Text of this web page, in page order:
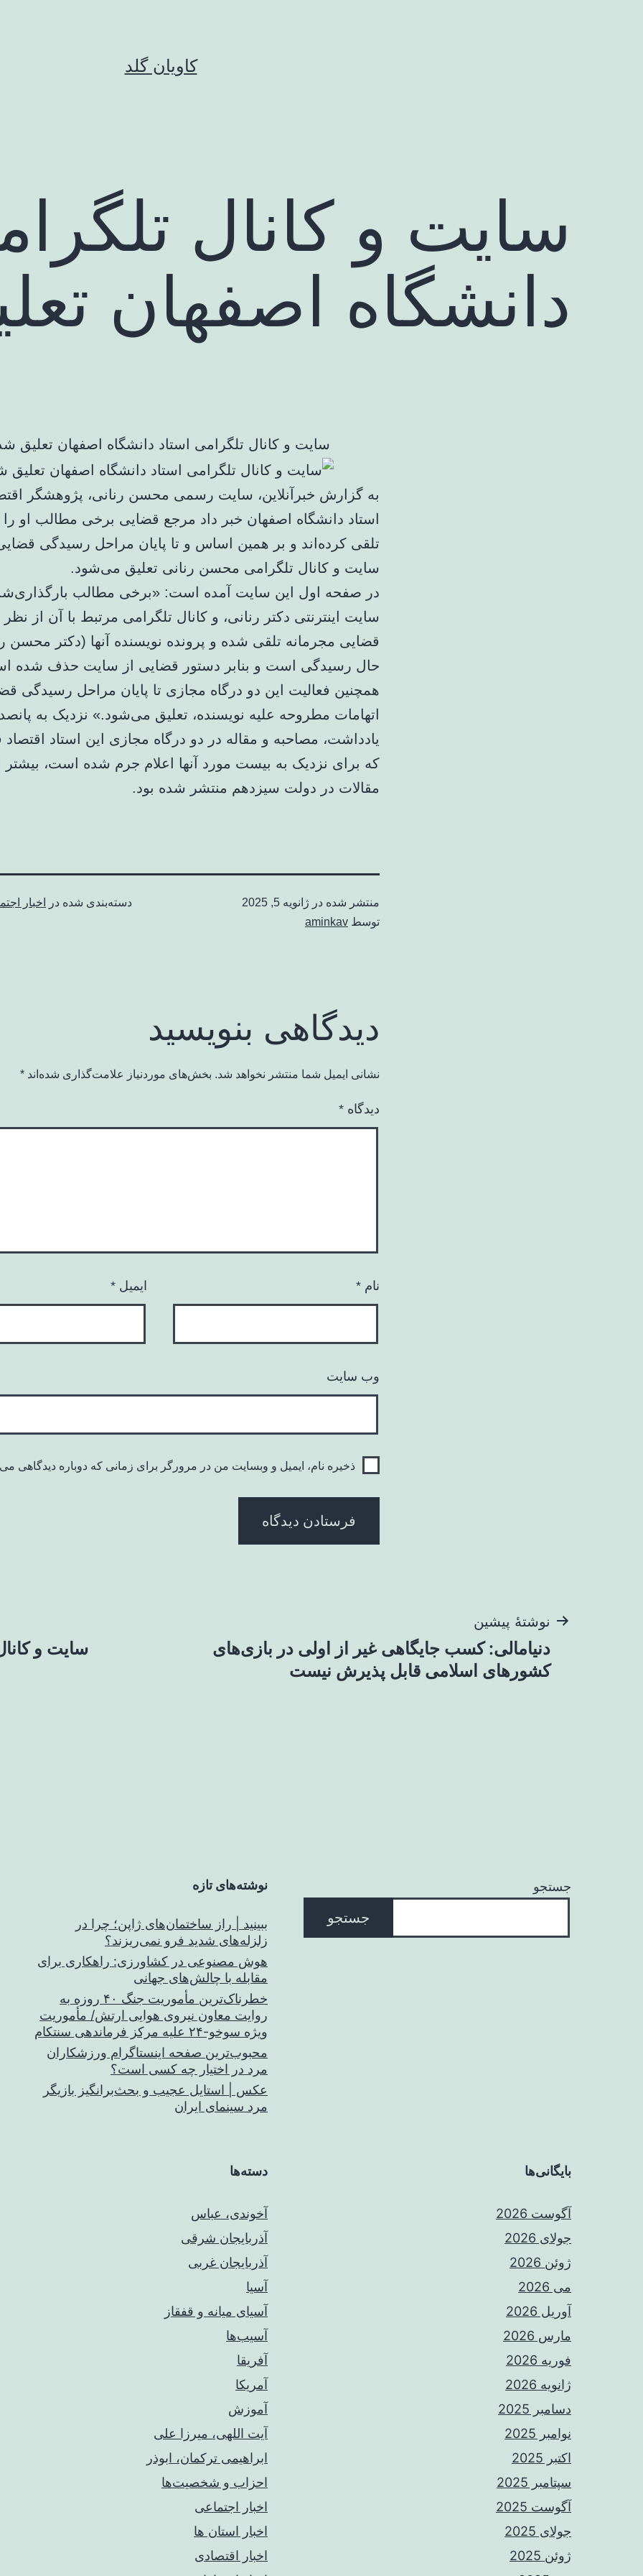
کاویان گلد
سایت و کانال
دانشگاه اصفهان
سایت و کانال تلگرامی استاد دانشگاه اصفهان تعلیق
به گزارش خبرآنلاین، سایت رسمی محسن رنانی، پژوهشگر
استاد دانشگاه اصفهان خبر داد مرجع قضایی برخی مطالب او را
تلقی کرده‌اند و بر همین اساس و تا پایان مراحل رسیدگی
سایت و کانال تلگرامی محسن رنانی تعلیق می‌شود.
در صفحه اول این سایت آمده است: «برخی مطالب
سایت اینترنتی دکتر رنانی، و کانال تلگرامی مرتبط با آن از
قضایی مجرمانه تلقی شده و پرونده نویسنده آنها (دکتر محسن
حال رسیدگی است و بنابر دستور قضایی از سایت حذف شده
همچنین فعالیت این دو درگاه مجازی تا پایان مراحل رسیدگی
اتهامات مطروحه علیه نویسنده، تعلیق می‌شود.» نزدیک به پانصد
یادداشت، مصاحبه و مقاله در دو درگاه مجازی این استاد اقتصاد
که برای نزدیک به بیست مورد آنها اعلام جرم شده است، بیشتر
مقالات در دولت سیزدهم منتشر شده بود.
منتشر شده در ژانویه 5, 2025
توسط aminkav
دسته‌بندی شده در اخبار
دیدگاهی بنویسید
نشانی ایمیل شما منتشر نخواهد شد. بخش‌های موردنیاز علامت‌گذاری شده‌اند *
دیدگاه *
نام * ایمیل *
وب‌ سایت
ذخیره نام، ایمیل و وبسایت من در مرورگر برای زمانی که دوباره دیدگاهی
راهبری
نوشته
نوشتهٔ پیشین
دنیامالی: کسب جایگاهی غیر از اولی در بازی‌های
کشورهای اسلامی قابل پذیرش نیست
سایت و
جستجو
جستجو
نوشته‌های تازه
ببینید | راز ساختمان‌های ژاپن؛ چرا در
زلزله‌های شدید فرو نمی‌ریزند؟
هوش مصنوعی در کشاورزی: راهکاری برای
مقابله با چالش‌های جهانی
خطرناک‌ترین مأموریت جنگ ۴۰ روزه به
روایت معاون نیروی هوایی ارتش/ مأموریت
ویژه سوخو-۲۴ علیه مرکز فرماندهی سنتکام
محبوب‌ترین صفحه اینستاگرام ورزشکاران
مرد در اختیار چه کسی است؟
عکس | استایل عجیب و بحث‌برانگیز بازیگر
مرد سینمای ایران
بایگانی‌ها
آگوست 2026
جولای 2026
ژوئن 2026
می 2026
آوریل 2026
مارس 2026
فوریه 2026
ژانویه 2026
دسامبر 2025
نوامبر 2025
اکتبر 2025
سپتامبر 2025
آگوست 2025
جولای 2025
ژوئن 2025
دسته‌ها
آخوندی، عباس
آذربایجان شرقی
آذربایجان غربی
آسیا
آسیای میانه و قفقاز
آسیب‌ها
آفریقا
آمریکا
آموزش
آیت اللهی، میرزا علی
ابراهیمی ترکمان، ابوذر
احزاب و شخصیت‌ها
اخبار اجتماعی
اخبار استان ها
اخبار اقتصادی